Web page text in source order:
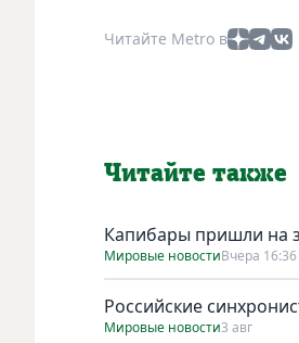
Читайте Metro в
Читайте также
Капибары пришли на
Мировые новостиВчера 16:36
Российские
Мировые новости3 авг